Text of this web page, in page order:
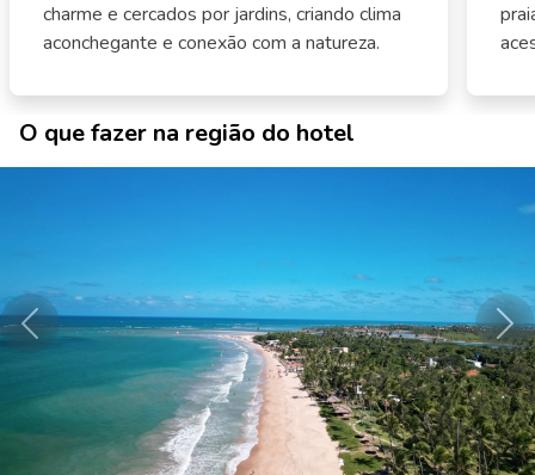
charme e cercados por jardins, criando clima
aconchegante e conexão com a natureza.
O que fazer na região do hotel
Anterior